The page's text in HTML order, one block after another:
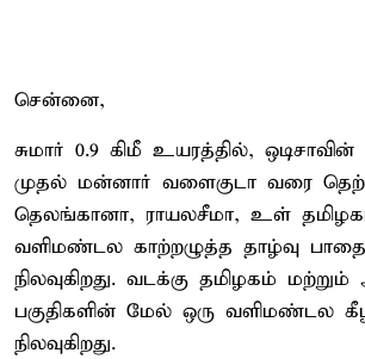
சென்னை,
சுமார் 0.9 கிமீ உயரத்தில்,
முதல் மன்னார் வளைகுடா வரை
தெலங்கானா, ராயலசீமா, உள்
வளிமண்டல காற்றழுத்த தாழ்வு பாதை
நிலவுகிறது. வடக்கு தமிழகம்
பகுதிகளின் மேல் ஒரு வளிமண்டல
நிலவுகிறது.